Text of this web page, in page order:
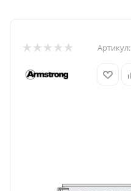
Артикул: